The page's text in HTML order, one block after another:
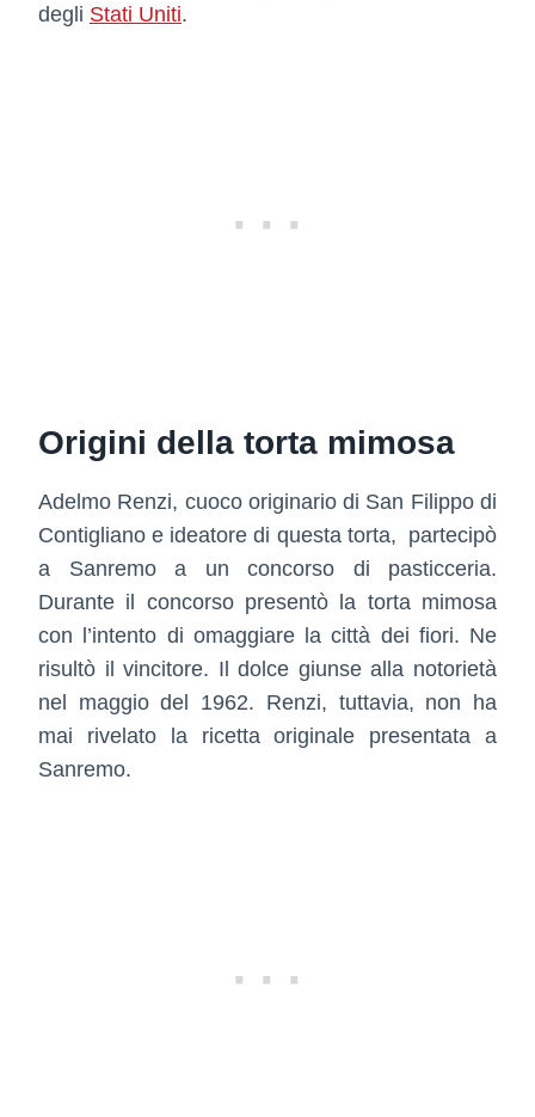
degli Stati Uniti.
Origini della torta mimosa
Adelmo Renzi, cuoco originario di San Filippo di
Contigliano e ideatore di questa torta, partecipò
a Sanremo a un concorso di pasticceria.
Durante il concorso presentò la torta mimosa
con l’intento di omaggiare la città dei fiori. Ne
risultò il vincitore. Il dolce giunse alla notorietà
nel maggio del 1962. Renzi, tuttavia, non ha
mai rivelato la ricetta originale presentata a
Sanremo.